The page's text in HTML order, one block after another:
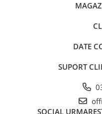
DATE
SUPORT
SOCIAL